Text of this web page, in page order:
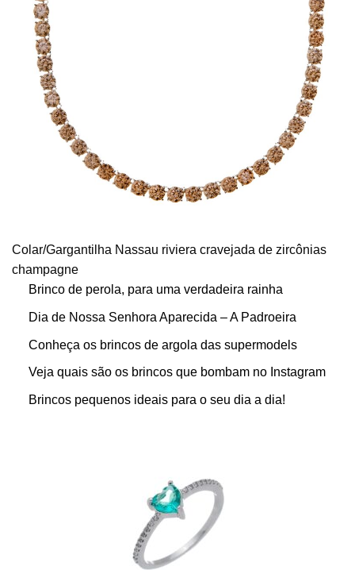
Colar/Gargantilha Nassau riviera cravejada de zircônias
champagne
Brinco de perola, para uma verdadeira rainha
Dia de Nossa Senhora Aparecida – A Padroeira
Conheça os brincos de argola das supermodels
Veja quais são os brincos que bombam no Instagram
Brincos pequenos ideais para o seu dia a dia!